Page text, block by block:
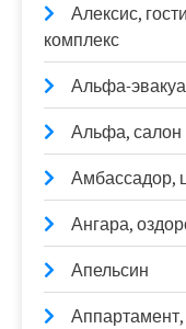
Алексис,
комплекс
Альфа-
Альфа,
Амбассадор,
Ангара,
Апельсин
Аппартамент,